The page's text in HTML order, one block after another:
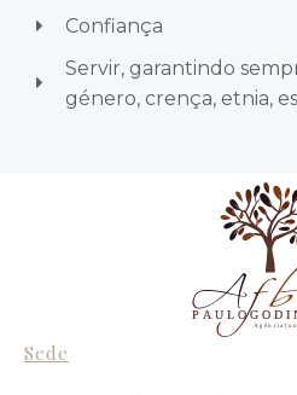
Confiança
Servir, garantindo
género, crença, etnia,
P A U L O G O
A g ê n c
Sede